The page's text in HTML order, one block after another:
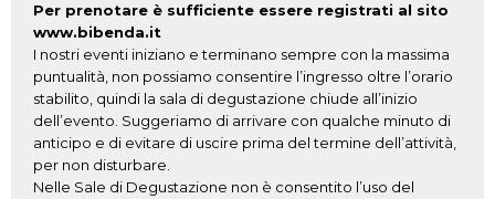
Per prenotare è sufficiente essere registrati al sito
www.bibenda.it
I nostri eventi iniziano e terminano sempre con la massima
puntualità, non possiamo consentire l’ingresso oltre l’orario
stabilito, quindi la sala di degustazione chiude all’inizio
dell’evento. Suggeriamo di arrivare con qualche minuto di
anticipo e di evitare di uscire prima del termine dell’attività,
per non disturbare.
Nelle Sale di Degustazione non è consentito l’uso del